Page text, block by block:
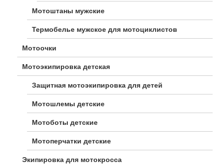
Мотоштаны мужские
Термобелье мужское для мотоциклистов
Мотоочки
Мотоэкипировка детская
Защитная мотоэкипировка для детей
Мотошлемы детские
Мотоботы детские
Мотоперчатки детские
Экипировка для мотокросса